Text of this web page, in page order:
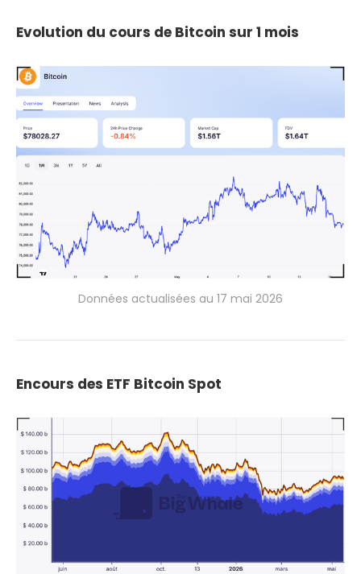
Evolution du cours de Bitcoin sur 1 mois
Données actualisées au 17 mai 2026
Encours des ETF Bitcoin Spot